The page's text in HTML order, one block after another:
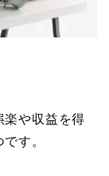
楽や収益を得
す。